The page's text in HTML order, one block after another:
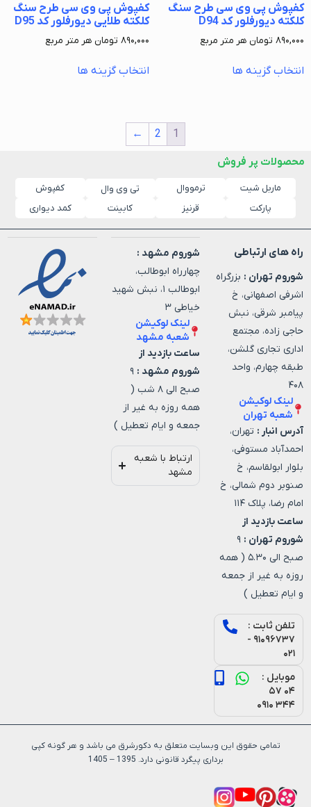
کفپوش پی وی سی طرح سنگ
کلکته دیورفلور کد D94
۸۹۰,۰۰۰ تومان هر متر مربع
انتخاب گزینه ها
کفپوش پی وی سی طرح سنگ
کلکته طلایی دیورفلور کد D95
۸۹۰,۰۰۰ تومان هر متر مربع
انتخاب گزینه ها
1
2
←
محصولات پر فروش
ماربل شیت ترمووال تی وی وال
کفپوش
پارکت
قرنیز کابینت کمد دیواری
راه های ارتباطی
شوروم تهران : بزرگراه
اشرفی اصفهانی، خ
پیامبر شرقی، نبش
حاجی زاده، مجتمع
اداری تجاری گلشن،
طبقه چهارم، واحد
۴۰۸
لینک لوکیشن
شعبه تهران
آدرس انبار : تهران،
احمدآباد مستوفی،
بلوار ابولقاسم، خ
صنوبر دوم شمالی، خ
امام رضا، پلاک ۱۱۴
ساعت بازدید از
شوروم تهران : ۹
صبح الی ۵.۳۰ ( همه
روزه به غیر از جمعه
و ایام تعطیل )
تلفن ثابت :
۹۱۰۹۶۷۳۷ -
۰۲۱
موبایل :
۰۴ ۵۷
۳۴۴ ۰۹۱۰
شوروم مشهد :
چهارراه ابوطالب،
ابوطالب ۱، نبش شهید
خیاطی ۳
لینک لوکیشن
شعبه مشهد
ساعت بازدید از
شوروم مشهد : ۹
صبح الی ۸ شب (
همه روزه به غیر از
جمعه و ایام تعطیل )
ارتباط با شعبه
مشهد
تمامی حقوق این وبسایت متعلق به دکورشرق می باشد و هر گونه کپی
برداری پیگرد قانونی دارد. 1395 – 1405